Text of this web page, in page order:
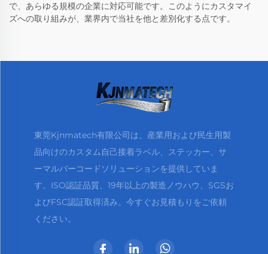
で、あらゆる規模の企業に対応可能です。このようにカスタマイ
ズへの取り組みが、業界内で当社を他と差別化する点です。
東莞Kjnmatech有限公司は、産業用および民生用製
品向けのカスタム自己接着ラベル、ステッカー、サ
ーマルバーコードソリューションを提供していま
す。ISO認証品質、19年以上の製造ノウハウ、SGSお
よびFSC認証取得済み。今すぐお見積もりをご依頼
ください。